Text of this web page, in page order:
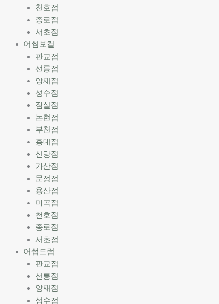
천호점
종로점
서초점
어썸보컬
판교점
선릉점
양재점
성수점
잠실점
논현점
부천점
홍대점
신당점
가산점
문정점
용산점
마곡점
천호점
종로점
서초점
어썸드럼
판교점
선릉점
양재점
성수점